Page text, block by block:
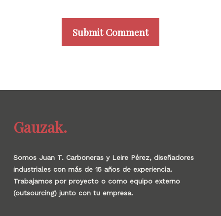
Gauzak.
Somos Juan T. Carboneras y Leire Pérez, diseñadores
industriales con más de 15 años de experiencia.
Trabajamos por proyecto o como equipo externo
(outsourcing) junto con tu empresa.